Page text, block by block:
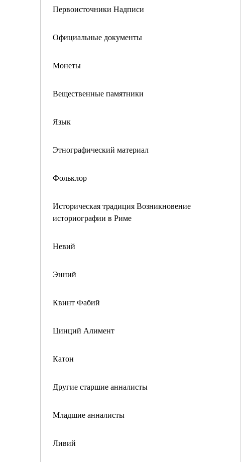
Первоисточники Надписи
Официальные документы
Монеты
Вещественные памятники
Язык
Этнографический материал
Фольклор
Историческая традиция Возникновение
историографии в Риме
Невий
Энний
Квинт Фабий
Цинций Алимент
Катон
Другие старшие анналисты
Младшие анналисты
Ливий